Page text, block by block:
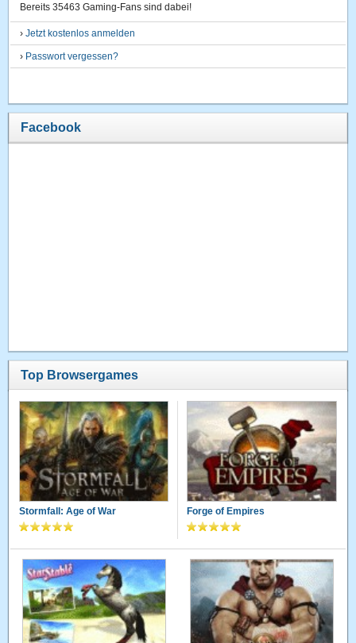
Bereits 35463 Gaming-Fans sind dabei!
›Jetzt kostenlos anmelden
› Passwort vergessen?
Facebook
Top Browsergames
Stormfall: Age of War Forge of Empires